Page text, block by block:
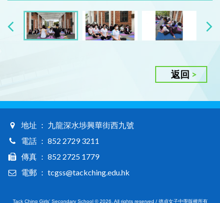
返回
地址 ： 九龍深水埗興華街西九號
電話 ： 852 2729 3211
傳真 ： 852 2725 1779
電郵 ： tcgss@tackching.edu.hk
Tack Ching Girls' Secondary School © 2026. All rights reserved / 德貞女子中學版權所有